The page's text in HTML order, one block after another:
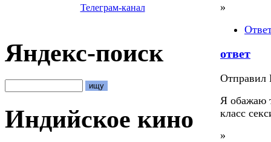
Телеграм-канал
Яндекс-поиск
Индийское кино
»
ответ
Отправил
Я обажаю
класс
»